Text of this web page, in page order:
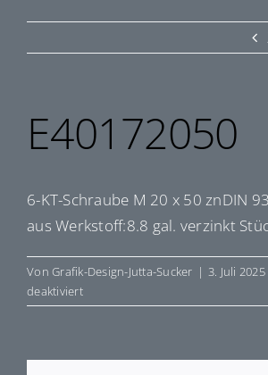
E40172050
6-KT-Schraube M 20 x 50 znDIN
aus Werkstoff:8.8 gal. verzinkt
VonGrafik-Design-Jutta-Sucker | 3. Juli 2025
deaktiviertfür
E40172050